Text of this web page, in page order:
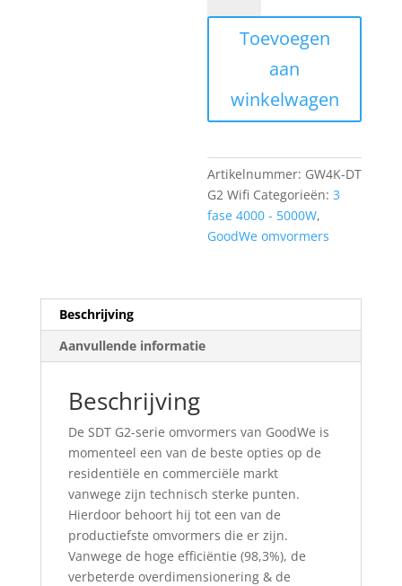
DT,
MPPT,
incl.
&
DC
Switch
aantal
Toevoegen
aan
winkelwagen
Artikelnummer: GW4K-DT
G2 Wifi Categorieën:3
fase 4000 - 5000W,
GoodWe omvormers
Beschrijving
Aanvullende informatie
Beschrijving
De SDT G2-serie omvormers van GoodWe is
momenteel een van de beste opties op de
residentiële en commerciële markt
vanwege zijn technisch sterke punten.
Hierdoor behoort hij tot een van de
productiefste omvormers die er zijn.
Vanwege de hoge efficiëntie (98,3%), de
verbeterde overdimensionering & de